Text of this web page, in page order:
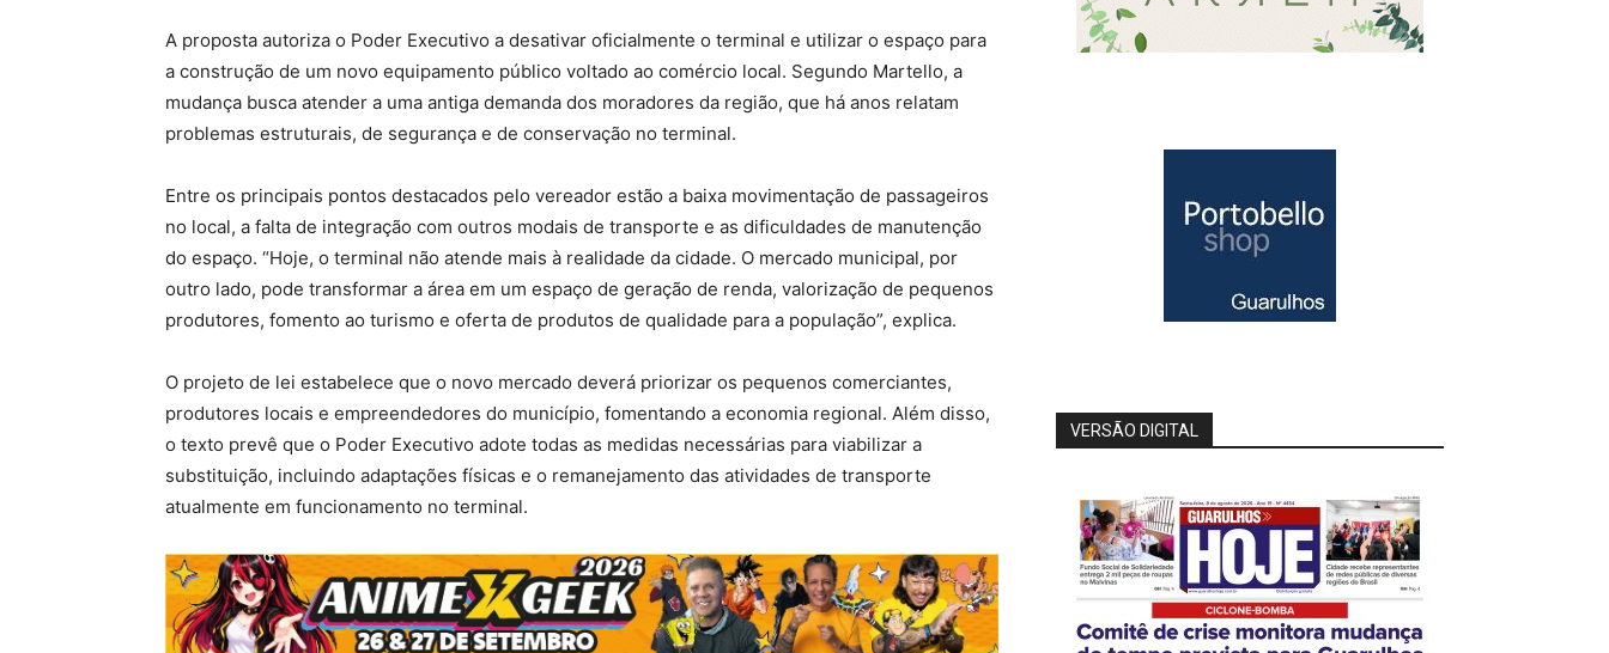
A proposta autoriza o Poder Executivo a desativar oficialmente o terminal e utilizar o espaço para
a construção de um novo equipamento público voltado ao comércio local. Segundo Martello, a
mudança busca atender a uma antiga demanda dos moradores da região, que há anos relatam
problemas estruturais, de segurança e de conservação no terminal.
Entre os principais pontos destacados pelo vereador estão a baixa movimentação de passageiros
no local, a falta de integração com outros modais de transporte e as dificuldades de manutenção
do espaço. “Hoje, o terminal não atende mais à realidade da cidade. O mercado municipal, por
outro lado, pode transformar a área em um espaço de geração de renda, valorização de pequenos
produtores, fomento ao turismo e oferta de produtos de qualidade para a população”, explica.
O projeto de lei estabelece que o novo mercado deverá priorizar os pequenos comerciantes,
produtores locais e empreendedores do município, fomentando a economia regional. Além disso,
o texto prevê que o Poder Executivo adote todas as medidas necessárias para viabilizar a
substituição, incluindo adaptações físicas e o remanejamento das atividades de transporte
atualmente em funcionamento no terminal.
VERSÃO DIGITAL